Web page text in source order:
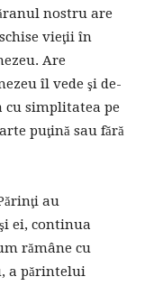
nostru are
vieţii în
Are
îl vede şi de-
cu simplitatea pe
puţină sau fără
au
ei, continua
rămâne cu
a părintelui